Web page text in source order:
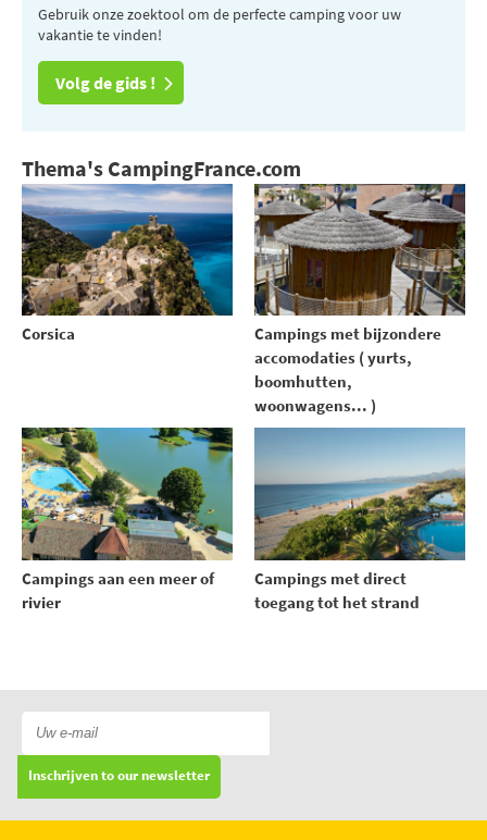
Gebruik onze zoektool om de perfecte camping voor uw
vakantie te vinden!
Volg de gids !
Thema's CampingFrance.com
Corsica
Campings met bijzondere
accomodaties ( yurts,
boomhutten,
woonwagens... )
Campings aan een meer of
rivier
Campings met direct
toegang tot het strand
Inschrijven to our newsletter